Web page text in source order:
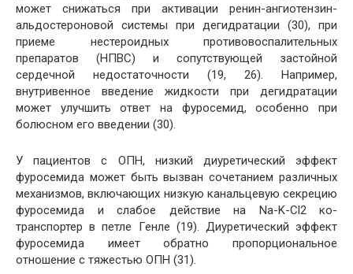
может снижаться при активации ренин-ангиотензин-
альдостероновой системы при дегидратации (30), при
приеме нестероидных противовоспалительных
препаратов (НПВС) и сопутствующей застойной
сердечной недостаточности (19, 26). Например,
внутривенное введение жидкости при дегидратации
может улучшить ответ на фуросемид, особенно при
болюсном его введении (30).
У пациентов с ОПН, низкий диуретический эффект
фуросемида может быть вызван сочетанием различных
механизмов, включающих низкую канальцевую секрецию
фуросемида и слабое действие на Na-K-Cl2 ко-
транспортер в петле Генле (19). Диуретический эффект
фуросемида имеет обратно пропорциональное
отношение с тяжестью ОПН (31).